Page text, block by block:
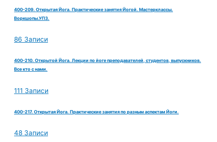
400-209. Открытая Йога. Практические занятия Йогой. Мастерклассы.
Воркшопы.УПЗ.
86 Записи
400-210. Открытой Йога. Лекции по йоге преподавателей, студентов, выпускников.
Все кто с нами.
111 Записи
400-217. Открытая Йога. Практические занятия по разным аспектам Йоги.
48 Записи